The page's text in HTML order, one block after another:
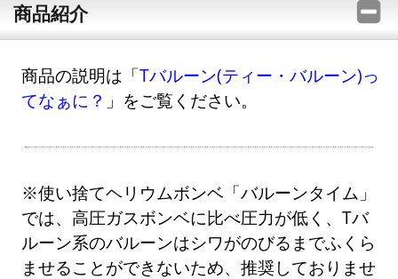
商品紹介
商品の説明は「Tバルーン(ティー・バルーン)っ
てなぁに？ 」をご覧ください。
※使い捨てヘリウムボンベ「バルーンタイム」
では、高圧ガスボンベに比べ圧力が低く、Tバ
ルーン系のバルーンはシワがのびるまでふくら
ませることができないため、推奨しておりませ